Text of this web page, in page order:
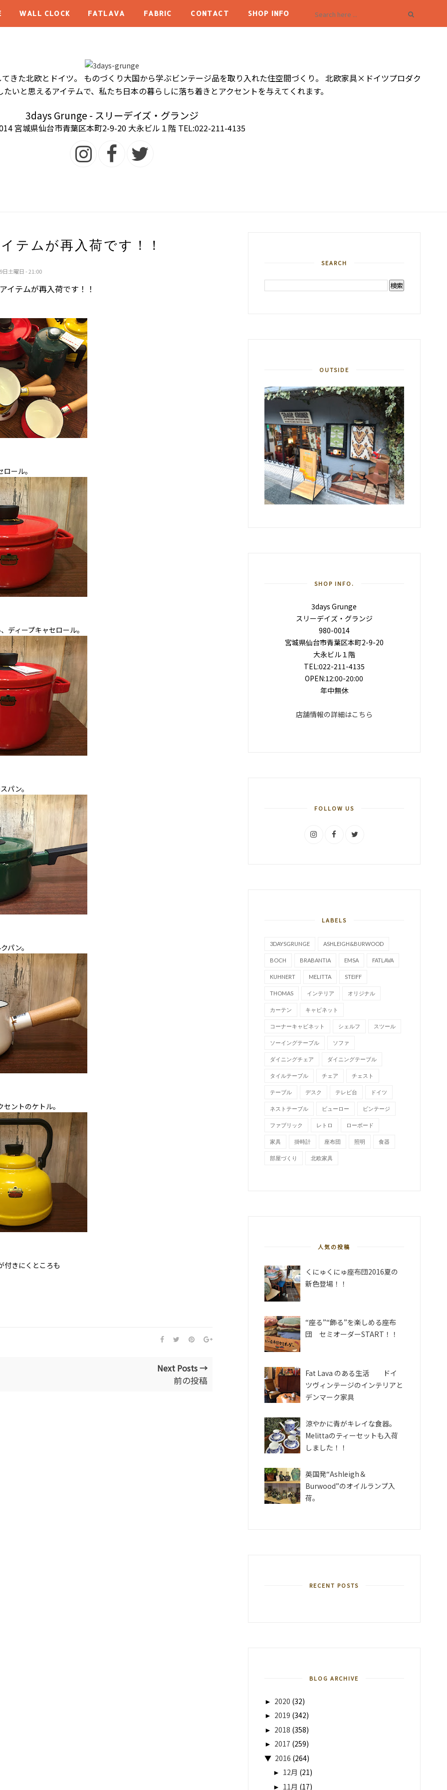
WALL CLOCK FATLAVA FABRIC CONTACT SHOP INFO
きた北欧とドイツ。 ものづくり大国から学ぶビンテージ品を取り入れた住空間づくり。 北欧家具×ドイツプロダク
いと思えるアイテムで、私たち日本の暮らしに落ち着きとアクセントを与えてくれます。
3days Grunge - スリーデイズ・グランジ
宮城県仙台市青葉区本町2-9-20 大永ビル１階 TEL:022-211-4135
テムが再入荷です！！
日土曜日 - 21:00
イテムが再入荷です！！
ロール。
ディープキャセロール。
パン。
パン。
ントのケトル。
付きにくところも
Next Posts →
前の投稿
SEARCH
OUTSIDE
SHOP INFO.
3days Grunge
スリーデイズ・グランジ
980-0014
宮城県仙台市青葉区本町2-9-20
大永ビル１階
TEL:022-211-4135
OPEN:12:00-20:00
年中無休
店舗情報の詳細はこちら
FOLLOW US
LABELS
3DAYSGRUNGE ASHLEIGH&BURWOOD
BOCH BRABANTIA EMSA FATLAVA
KUHNERT MELITTA STEIFF
THOMAS インテリア オリジナル
カーテン キャビネット
コーナーキャビネット シェルフ スツール
ソーイングテーブル ソファ
ダイニングチェア ダイニングテーブル
タイルテーブル チェア チェスト
テーブル デスク テレビ台 ドイツ
ネストテーブル ビューロー ビンテージ
ファブリック レトロ ローボード
家具 掛時計 座布団 照明 食器
部屋づくり 北欧家具
人気の投稿
くにゅくにゅ座布団2016夏の
新色登場！！
“座る”“飾る”を楽しめる座布
団 セミオーダーSTART！！
Fat Lava のある生活 ドイ
ツヴィンテージのインテリアと
デンマーク家具
涼やかに青がキレイな食器。
Melittaのティーセットも入荷
しました！！
英国発“Ashleigh＆
Burwood”のオイルランプ入
荷。
RECENT POSTS
BLOG ARCHIVE
► 2020 (32)
► 2019 (342)
► 2018 (358)
► 2017 (259)
▼ 2016 (264)
► 12月 (21)
► 11月 (17)